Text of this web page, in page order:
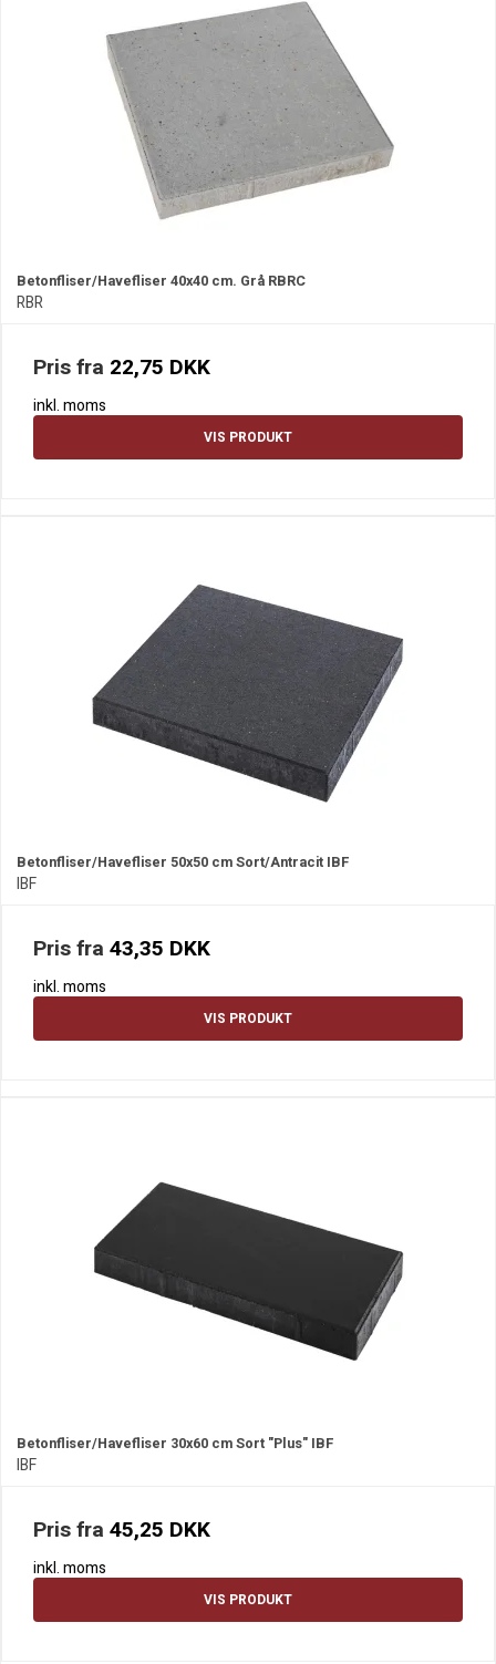
Betonfliser/Havefliser 40x40 cm. Grå RBRC
RBR
Pris fra 22,75 DKK
inkl. moms
VIS PRODUKT
Betonfliser/Havefliser 50x50 cm Sort/Antracit IBF
IBF
Pris fra 43,35 DKK
inkl. moms
VIS PRODUKT
Betonfliser/Havefliser 30x60 cm Sort "Plus" IBF
IBF
Pris fra 45,25 DKK
inkl. moms
VIS PRODUKT